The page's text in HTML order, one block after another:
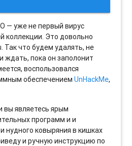
— уже не первый вирус
коллекции. Это довольно
Так что будем удалять, не
ждать, пока он заполонит
воспользовался
обеспечениемUnHackMe,
вы являетесь ярым
программ и и
нудного ковыряния в кишках
и ручную инструкцию по